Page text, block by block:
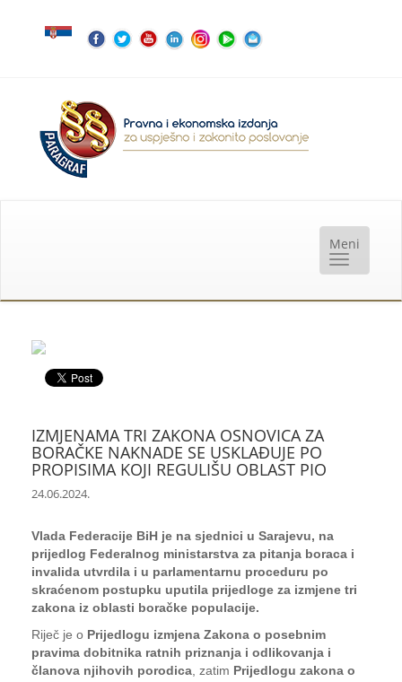
IZMJENAMA TRI ZAKONA OSNOVICA ZA
BORAČKE NAKNADE SE USKLAĐUJE PO
PROPISIMA KOJI REGULIŠU OBLAST PIO
24.06.2024.
Vlada Federacije BiH je na sjednici u Sarajevu, na
prijedlog Federalnog ministarstva za pitanja boraca i
invalida utvrdila i u parlamentarnu proceduru po
skraćenom postupku uputila prijedloge za izmjene tri
zakona iz oblasti boračke populacije.
Riječ je o Prijedlogu izmjena Zakona o posebnim
pravima dobitnika ratnih priznanja i odlikovanja i
članova njihovih porodica , zatim Prijedlogu zakona o